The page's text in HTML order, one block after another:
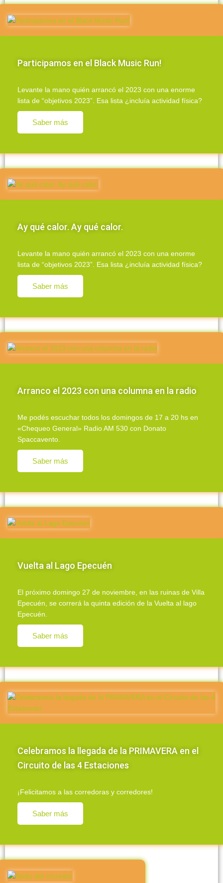
Participamos en el Black Music Run!
Levante la mano quién arrancó el 2023 con una enorme
lista de “objetivos 2023”. Esa lista ¿incluía actividad física?
Saber más
Ay qué calor. Ay qué calor.
Levante la mano quién arrancó el 2023 con una enorme
lista de “objetivos 2023”. Esa lista ¿incluía actividad física?
Saber más
Arranco el 2023 con una columna en la radio
Me podés escuchar todos los domingos de 17 a 20 hs en
«Chequeo General» Radio AM 530 con Donato
Spaccavento.
Saber más
Vuelta al Lago Epecuén
El próximo domingo 27 de noviembre, en las ruinas de Villa
Epecuén, se correrá la quinta edición de la Vuelta al lago
Epecuén.
Saber más
Celebramos la llegada de la PRIMAVERA en el
Circuito de las 4 Estaciones
¡Felicitamos a las corredoras y corredores!
Saber más